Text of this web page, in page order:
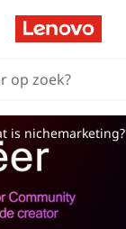
is nichemarketing?